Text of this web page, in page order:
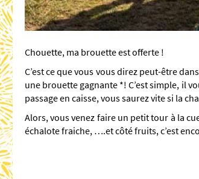
Chouette, ma brouette est offerte !
C’est ce que vous vous direz peut-être
une brouette gagnante *! C’est simple, il
passage en caisse, vous saurez vite si la
Alors, vous venez faire un petit tour à la
échalote fraiche, ….et côté fruits, c’est